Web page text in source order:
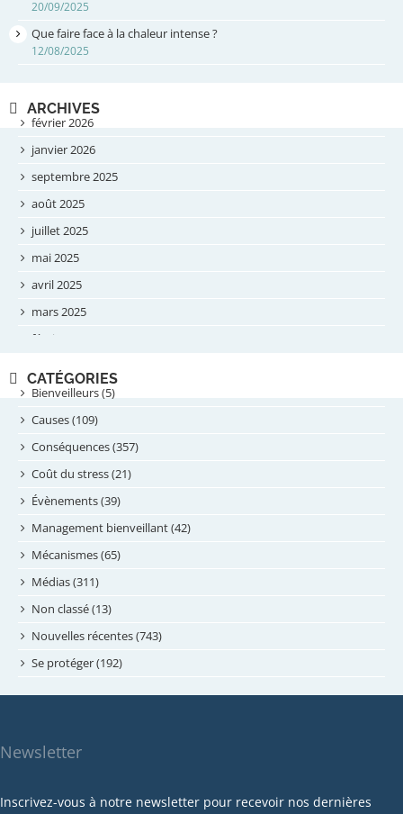
20/09/2025
Que faire face à la chaleur intense ?
12/08/2025
ARCHIVES
février 2026
janvier 2026
septembre 2025
août 2025
juillet 2025
mai 2025
avril 2025
mars 2025
février 2025
septembre 2024
août 2024
juillet 2024
juin 2024
mai 2024
avril 2024
février 2024
janvier 2024
novembre 2023
octobre 2023
septembre 2023
mars 2023
janvier 2023
CATÉGORIES
Bienveilleurs (5)
Causes (109)
Conséquences (357)
Coût du stress (21)
Évènements (39)
Management bienveillant (42)
Mécanismes (65)
Médias (311)
Non classé (13)
Nouvelles récentes (743)
Se protéger (192)
Newsletter
Inscrivez-vous à notre newsletter pour recevoir nos dernières